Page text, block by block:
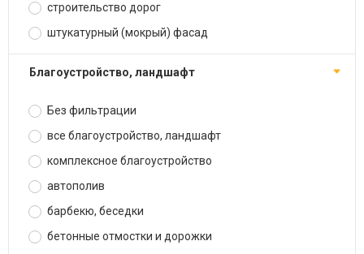
строительство дорог
штукатурный (мокрый) фасад
благоустройство, ландшафт
Без фильтрации
все благоустройство, ландшафт
комплексное благоустройство
автополив
барбекю, беседки
бетонные отмостки и дорожки